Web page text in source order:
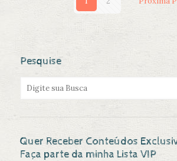
Pesquise
Quer Receber Conteúdos
Faça parte da minha Lista VIP